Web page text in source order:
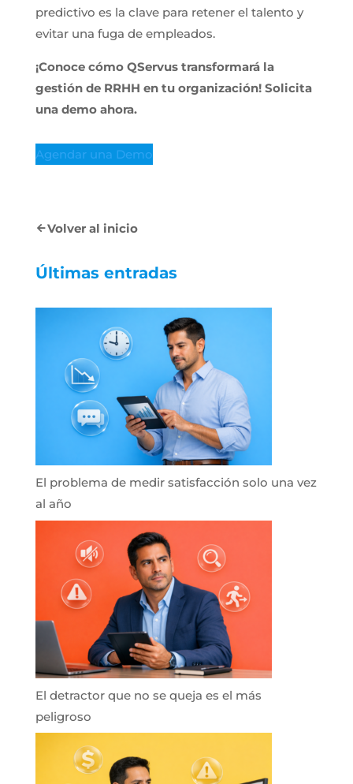
predictivo es la clave para retener el talento y
evitar una fuga de empleados.
¡Conoce cómo QServus transformará la
gestión de RRHH en tu organización! Solicita
una demo ahora.
Agendar una Demo
Volver al inicio
Últimas entradas
El problema de medir satisfacción solo una vez
al año
El detractor que no se queja es el más
peligroso